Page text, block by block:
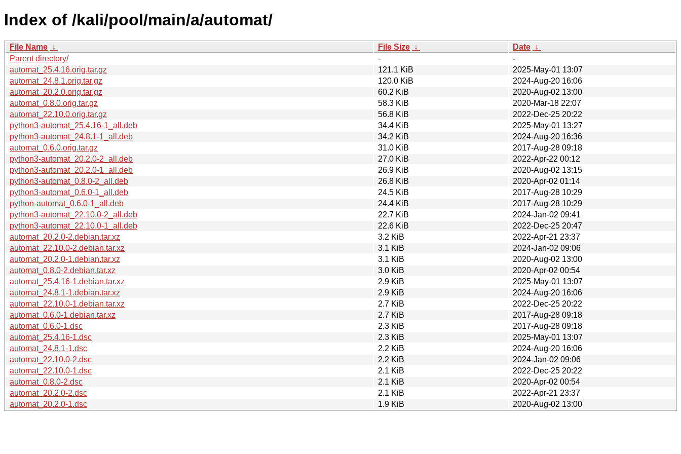
Index of /kali/pool/main/a/automat/
File Name ↓ File Size ↓ Date ↓
Parent directory/
-
-
automat_25.4.16.orig.tar.gz
121.1 KiB
2025-May-01 13:07
automat_24.8.1.orig.tar.gz
120.0 KiB
2024-Aug-20 16:06
automat_20.2.0.orig.tar.gz
60.2 KiB
2020-Aug-02 13:00
automat_0.8.0.orig.tar.gz
58.3 KiB
2020-Mar-18 22:07
automat_22.10.0.orig.tar.gz
56.8 KiB
2022-Dec-25 20:22
python3-automat_25.4.16-1_all.deb
34.4 KiB
2025-May-01 13:27
python3-automat_24.8.1-1_all.deb
34.2 KiB
2024-Aug-20 16:36
automat_0.6.0.orig.tar.gz
31.0 KiB
2017-Aug-28 09:18
python3-automat_20.2.0-2_all.deb
27.0 KiB
2022-Apr-22 00:12
python3-automat_20.2.0-1_all.deb
26.9 KiB
2020-Aug-02 13:15
python3-automat_0.8.0-2_all.deb
26.8 KiB
2020-Apr-02 01:14
python3-automat_0.6.0-1_all.deb
24.5 KiB
2017-Aug-28 10:29
python-automat_0.6.0-1_all.deb
24.4 KiB
2017-Aug-28 10:29
python3-automat_22.10.0-2_all.deb
22.7 KiB
2024-Jan-02 09:41
python3-automat_22.10.0-1_all.deb
22.6 KiB
2022-Dec-25 20:47
automat_20.2.0-2.debian.tar.xz
3.2 KiB
2022-Apr-21 23:37
automat_22.10.0-2.debian.tar.xz
3.1 KiB
2024-Jan-02 09:06
automat_20.2.0-1.debian.tar.xz
3.1 KiB
2020-Aug-02 13:00
automat_0.8.0-2.debian.tar.xz
3.0 KiB
2020-Apr-02 00:54
automat_25.4.16-1.debian.tar.xz
2.9 KiB
2025-May-01 13:07
automat_24.8.1-1.debian.tar.xz
2.9 KiB
2024-Aug-20 16:06
automat_22.10.0-1.debian.tar.xz
2.7 KiB
2022-Dec-25 20:22
automat_0.6.0-1.debian.tar.xz
2.7 KiB
2017-Aug-28 09:18
automat_0.6.0-1.dsc
2.3 KiB
2017-Aug-28 09:18
automat_25.4.16-1.dsc
2.3 KiB
2025-May-01 13:07
automat_24.8.1-1.dsc
2.2 KiB
2024-Aug-20 16:06
automat_22.10.0-2.dsc
2.2 KiB
2024-Jan-02 09:06
automat_22.10.0-1.dsc
2.1 KiB
2022-Dec-25 20:22
automat_0.8.0-2.dsc
2.1 KiB
2020-Apr-02 00:54
automat_20.2.0-2.dsc
2.1 KiB
2022-Apr-21 23:37
automat_20.2.0-1.dsc
1.9 KiB 2020-Aug-02 13:00